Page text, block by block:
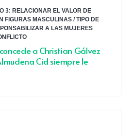
3: RELACIONAR EL VALOR DE
FIGURAS MASCULINAS /TIPO DE
A LAS MUJERES
a Christian Gálvez
Cid siempre le